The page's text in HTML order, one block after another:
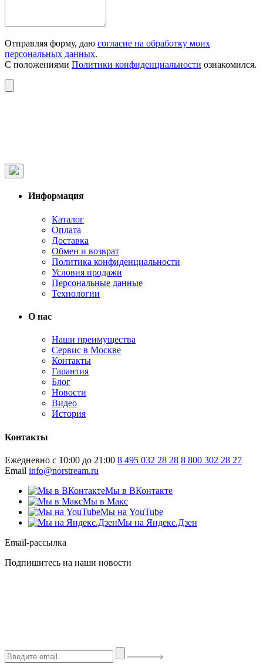
Отправляя форму, даю согласие на обработку моих
персональных данных.
С положениями Политики конфиденциальности ознакомился.
Информация
Каталог
Оплата
Доставка
Обмен и возврат
Политика конфиденциальности
Условия продажи
Персональные данные
Технологии
О нас
Наши преимущества
Сервис в Москве
Контакты
Гарантия
Блог
Новости
Видео
История
Контакты
Ежедневно с 10:00 до 21:00 8 495 032 28 28 8 800 302 28 27
Email info@norstream.ru
Мы в ВКонтакте
Мы в Макс
Мы на YouTube
Мы на Яндекс.Дзен
Email-рассылка
Подпишитесь на наши новости